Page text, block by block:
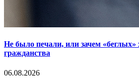
Не было печали, или зачем «беглых»
гражданства
06.08.2026